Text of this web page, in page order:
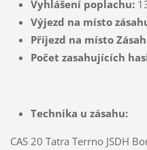
Vyhlášení poplachu:
Výjezd na místo
Příjezd na místo
Počet zasahujících
Technika u zásahu:
CAS 20 Tatra Terrno JSDH